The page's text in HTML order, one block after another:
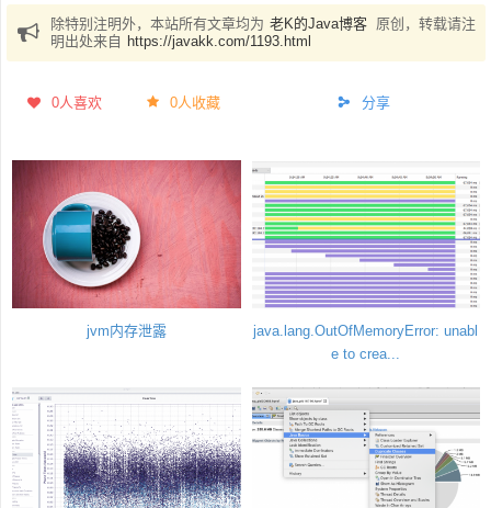
除特别注明外，本站所有文章均为 老K的Java博客 原创，转载请注
明出处来自 https://javakk.com/1193.html
0人喜欢 0人收藏 分享
jvm内存泄露
java.lang.OutOfMemoryError: unabl
e to crea...